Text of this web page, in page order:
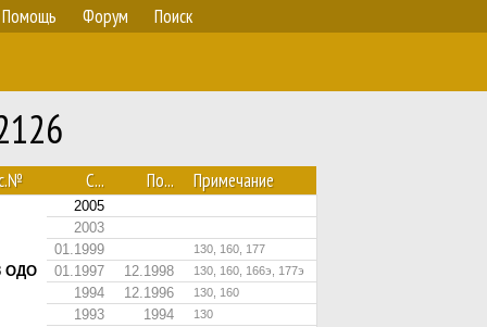
Помощь Форум Поиск
С... По... Примечание
ОДО
2005
2003
01.1999 130, 160, 177
01.1997 12.1998 130, 160, 166э, 177э
1994 12.1996 130, 160
1993 1994 130